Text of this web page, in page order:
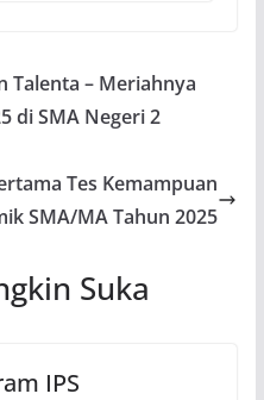
Talenta – Meriahnya
di SMA Negeri 2
Tes Kemampuan
SMA/MA Tahun 2025
Suka
IPS